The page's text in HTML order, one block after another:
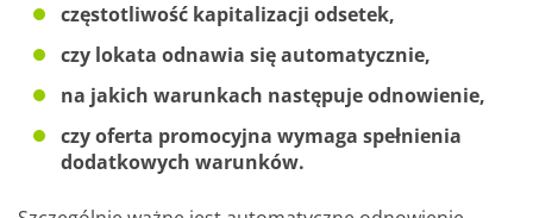
częstotliwość kapitalizacji odsetek,
czy lokata odnawia się automatycznie,
na jakich warunkach następuje odnowienie,
czy oferta promocyjna wymaga spełnienia
dodatkowych warunków.